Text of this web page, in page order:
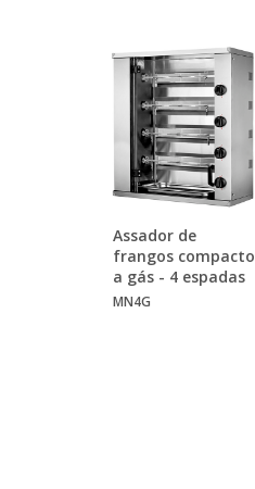
Assador de
frangos compacto
a gás - 4 espadas
MN4G